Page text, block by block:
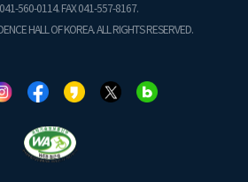
560-0114. FAX 041-557-8167.
HALL OF KOREA. ALL RIGHTS RESERVED.